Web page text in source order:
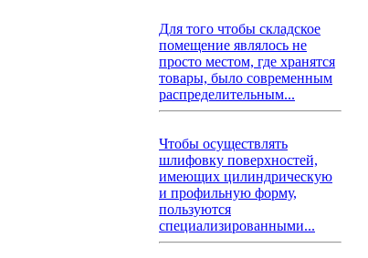
Для того чтобы складское
помещение являлось не
просто местом, где хранятся
товары, было современным
распределительным...
Чтобы осуществлять
шлифовку поверхностей,
имеющих цилиндрическую
и профильную форму,
пользуются
специализированными...